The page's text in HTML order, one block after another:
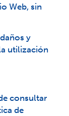
Web, sin
y
utilización
consultar
de